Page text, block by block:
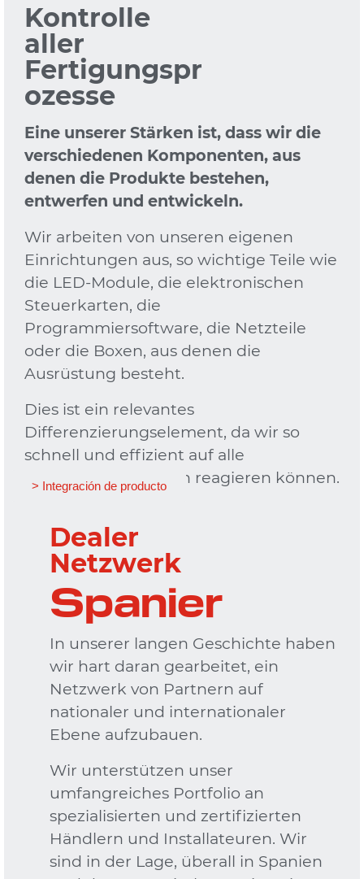
Kontrolle
aller
Fertigungspr
ozesse
Eine unserer Stärken ist, dass wir die
verschiedenen Komponenten, aus
denen die Produkte bestehen,
entwerfen und entwickeln.
Wir arbeiten von unseren eigenen
Einrichtungen aus, so wichtige Teile wie
die LED-Module, die elektronischen
Steuerkarten, die
Programmiersoftware, die Netzteile
oder die Boxen, aus denen die
Ausrüstung besteht.
Dies ist ein relevantes
Differenzierungselement, da wir so
schnell und effizient auf alle
Marktanforderungen reagieren können.
> Integración de producto
Dealer
Netzwerk
Spanier
In unserer langen Geschichte haben
wir hart daran gearbeitet, ein
Netzwerk von Partnern auf
nationaler und internationaler
Ebene aufzubauen.
Wir unterstützen unser
umfangreiches Portfolio an
spezialisierten und zertifizierten
Händlern und Installateuren. Wir
sind in der Lage, überall in Spanien